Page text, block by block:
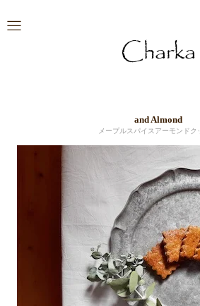
and Almond
メープルスパイスアーモンドク